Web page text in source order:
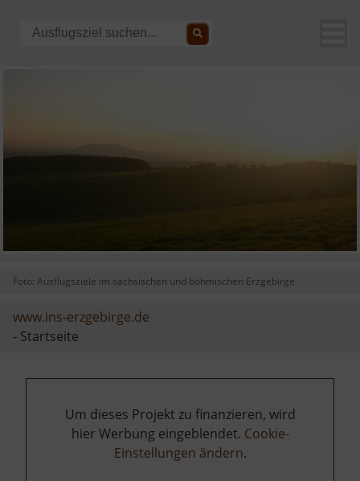
Foto: Ausflugsziele im sächsischen und böhmischen Erzgebirge
www.ins-erzgebirge.de
- Startseite
Um dieses Projekt zu finanzieren, wird
hier Werbung eingeblendet. Cookie-
Einstellungen ändern.